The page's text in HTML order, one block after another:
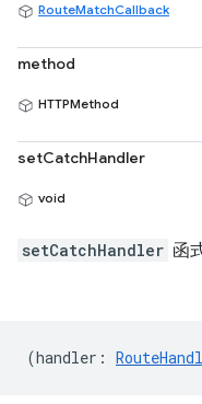
RouteMatchCallback
method
HTTPMethod
setCatchHandler
void
setCatchHandler 函
(handler :